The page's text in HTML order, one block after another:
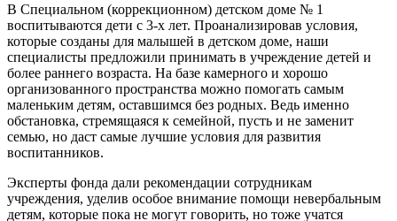
В Специальном (коррекционном) детском доме № 1
воспитываются дети с 3-х лет. Проанализировав условия,
которые созданы для малышей в детском доме, наши
специалисты предложили принимать в учреждение детей и
более раннего возраста. На базе камерного и хорошо
организованного пространства можно помогать самым
маленьким детям, оставшимся без родных. Ведь именно
обстановка, стремящаяся к семейной, пусть и не заменит
семью, но даст самые лучшие условия для развития
воспитанников.
Эксперты фонда дали рекомендации сотрудникам
учреждения, уделив особое внимание помощи невербальным
детям, которые пока не могут говорить, но тоже учатся